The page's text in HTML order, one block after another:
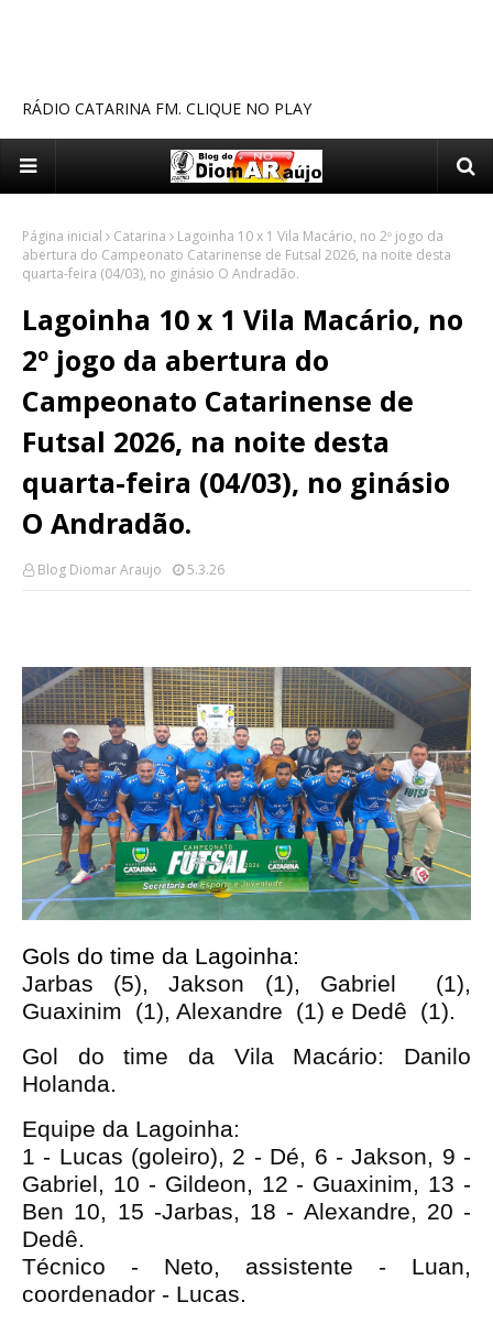
RÁDIO CATARINA FM. CLIQUE NO PLAY
Página inicial Catarina
Lagoinha 10 x 1 Vila Macário, no 2º jogo da
abertura do Campeonato Catarinense de Futsal 2026, na noite desta
quarta-feira (04/03), no ginásio O Andradão.
Lagoinha 10 x 1 Vila Macário, no
2º jogo da abertura do
Campeonato Catarinense de
Futsal 2026, na noite desta
quarta-feira (04/03), no ginásio
O Andradão.
Blog Diomar Araujo 5.3.26
Gols do time da Lagoinha:
Jarbas (5), Jakson (1), Gabriel (1),
Guaxinim (1), Alexandre (1) e Dedê (1).
Gol do time da Vila Macário: Danilo
Holanda.
Equipe da Lagoinha:
1 - Lucas (goleiro), 2 - Dé, 6 - Jakson, 9 -
Gabriel, 10 - Gildeon, 12 - Guaxinim, 13 -
Ben 10, 15 -Jarbas, 18 - Alexandre, 20 -
Dedê.
Técnico - Neto, assistente - Luan,
coordenador - Lucas.